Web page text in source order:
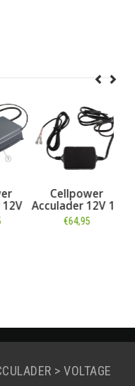
Cellpower
Acculader 12V 1A
€64,95
> VOLTAGE